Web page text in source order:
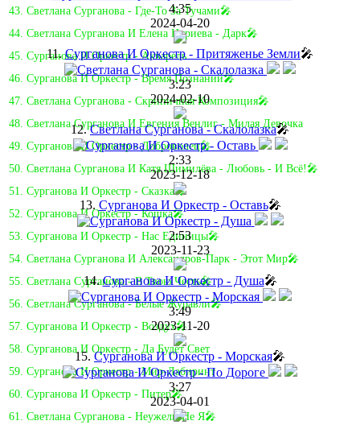
43. Светлана Сурганова - Где-То За Тучами🎤
44. Светлана Сурганова И Елена Нуриева - Дарк🎤
45. Сурганова И Оркестр - Акварель
46. Сурганова И Оркестр - Время Познаний🎤
47. Светлана Сурганова - Скрипичная Композиция🎤
48. Светлана Сурганова И Евгения Венлиг - Милая Девочка
49. Сурганова И Оркестр - Доброволец🎤
50. Светлана Сурганова И Катя Шимилёва - Любовь - И Всё!🎤
51. Сурганова И Оркестр - Сказка🎤
52. Сурганова И Оркестр - Кошка🎤
53. Сурганова И Оркестр - Нас Единицы🎤
54. Светлана Сурганова И Александров-Парк - Этот Мир🎤
55. Светлана Сурганова - В Твою Честь🎤
56. Светлана Сурганова - Белые Журавли🎤
57. Сурганова И Оркестр - Воздух🎤
58. Сурганова И Оркестр - Да Будет Свет
59. Сурганова И Оркестр - Мир-Лабиринт
60. Сурганова И Оркестр - Питер🎤
61. Светлана Сурганова - Неужели Не Я🎤
4:35
2024-04-20
11.Сурганова И Оркестр - Притяженье Земли🎤
3:23
2024-02-10
12.Светлана Сурганова - Скалолазка🎤
2:33
2023-12-18
13. Сурганова И Оркестр - Оставь🎤
2:53
2023-11-23
14.Сурганова И Оркестр - Душа🎤
3:49
2023-11-20
15.Сурганова И Оркестр - Морская🎤
3:27
2023-04-01